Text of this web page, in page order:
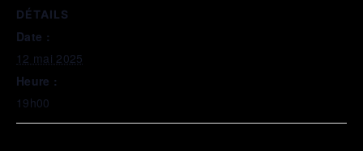
DÉTAILS
Date :
12 mai 2025
Heure :
19h00